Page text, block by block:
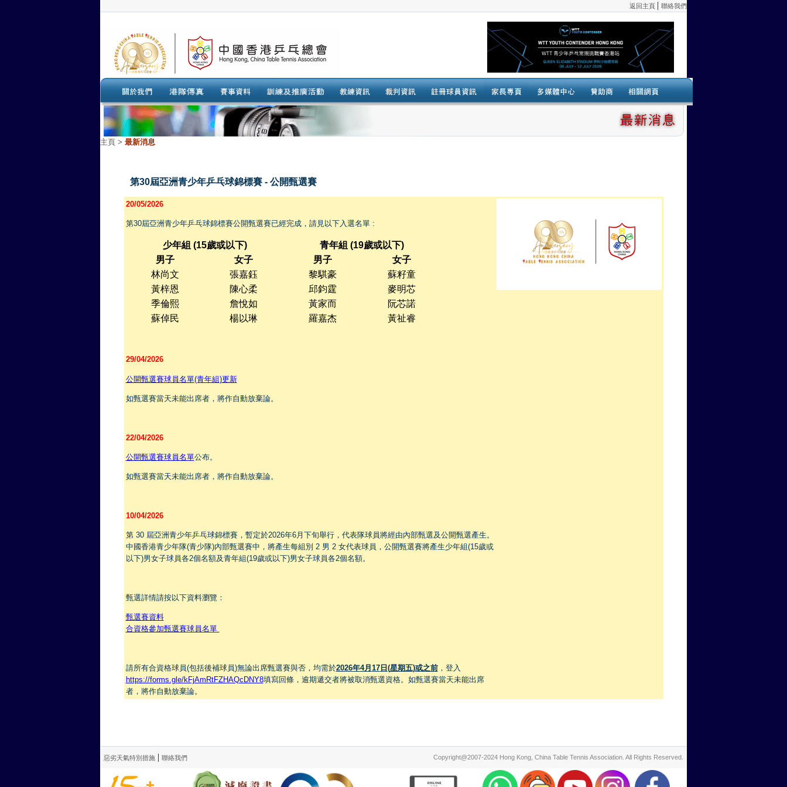
主頁 > 最新消息
第30屆亞洲青少年乒乓球錦標賽 - 公開甄選賽
20/05/2026
第30屆亞洲青少年乒乓球錦標賽公開甄選賽已經完成，請見以下入選名單 :
少年組 (15歲或以下) 青年組 (19歲或以下)
男子
女子 男子
女子
林尚文
張嘉鈺 黎騏豪
蘇籽童
黃梓恩
陳心柔 邱鈞霆
麥明芯
季倫熙
詹悅如 黃家而
阮芯諾
蘇倬民
楊以琳 羅嘉杰 黃祉睿
29/04/2026
公開甄選賽球員名單(青年組)更新
如甄選賽當天未能出席者，將作自動放棄論。
22/04/2026
公開甄選賽球員名單公布。
如甄選賽當天未能出席者，將作自動放棄論。
10/04/2026
第 30 屆亞洲青少年乒乓球錦標賽，暫定於2026年6月下旬舉行，代表隊球員將經由內部甄選及公開甄選產生。
中國香港青少年隊(青少隊)內部甄選賽中，將產生每組別 2 男 2 女代表球員，公開甄選賽將產生少年組(15歲或
以下)男女子球員各2個名額及青年組(19歲或以下)男女子球員各2個名額。
甄選詳情請按以下資料瀏覽：
甄選賽資料
合資格參加甄選賽球員名單
請所有合資格球員(包括後補球員)無論出席甄選賽與否，均需於2026年4月 17日 (星期五)或之前，登入
https://forms.gle/kFjAmRtFZHAQcDNY8填寫回條，逾期遞交者將被取消甄選資格。如甄選賽當天未能出席
者，將作自動放棄論。